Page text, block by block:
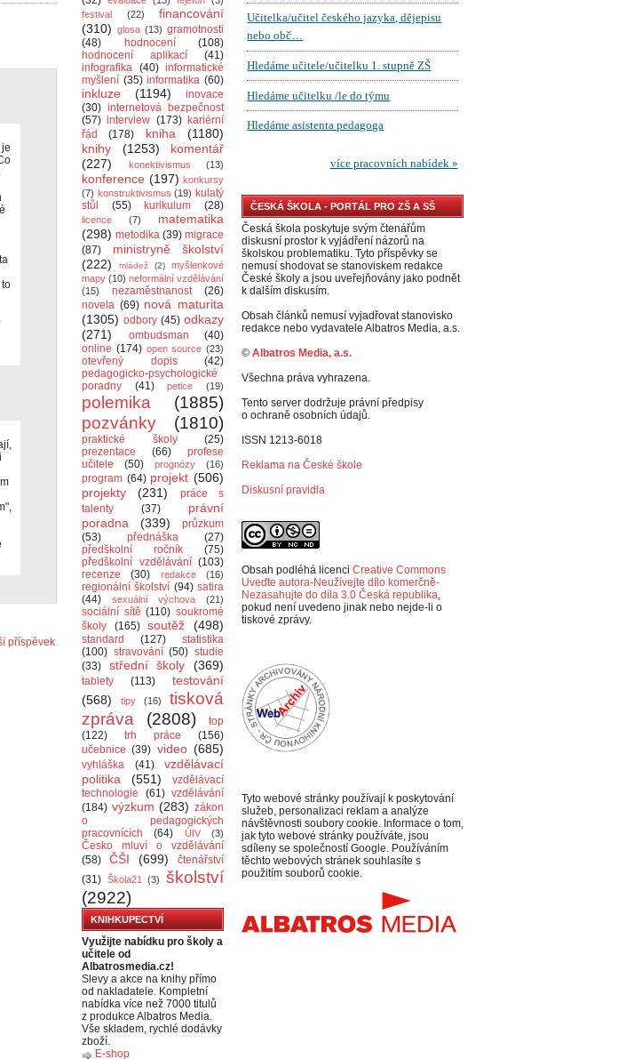
příspěvek
festival
(22)
financování
(310) glosa (13) gramotnosti
(48)
hodnocení
(108)
hodnocení aplikací
(41)
infografika (40) informatické
myšlení (35) informatika (60)
inkluze (1194)
inovace
(30) internetová bezpečnost
(57) interview (173) kariérní
řád
(178) kniha
(1180)
knihy
(1253)
komentář
(227)
konektivismus (13)
konference (197) konkursy
(7) konstruktivismus (19) kulatý
stůl
(55) kurikulum (28)
licence (7)
matematika
(298) metodika (39) migrace
(87)
ministryně školství
(222)
mládež (2)
myšlenkové
mapy (10) neformální vzdělávání
(15)
nezaměstnanost
(26)
novela (69) nová maturita
(1305) odbory (45) odkazy
(271)
ombudsman
(40)
online (174) open source (23)
otevřený dopis
(42)
pedagogicko-psychologické
poradny
(41) petice (19)
polemika
(1885)
pozvánky
(1810)
praktické školy
(25)
prezentace
(66)
profese
učitele
(50) prognózy (16)
program (64) projekt (506)
projekty
(231)
práce s
talenty
(37)
právní
poradna
(339)
průzkum
(53)
přednáška
(27)
předškolní ročník
(75)
předškolní vzdělávání (103)
recenze
(30) redakce (16)
regionální školství (94) satira
(44)
sexuální výchova (21)
sociální sítě (110) soukromé
školy
(165) soutěž (498)
standard (127)
statistika
(100) stravování (50) studie
(33)
střední školy (369)
tablety (113)
testování
(568)
tipy (16)
tisková
zpráva
(2808)
top
(122)
trh práce
(156)
učebnice (39) video (685)
vyhláška (41)
vzdělávací
politika
(551)
vzdělávací
technologie
(61) vzdělávání
(184) výzkum (283) zákon
o pedagogických
pracovnících
(64) ÚIV (3)
Česko mluví o vzdělávání
(58)
ČŠI (699)
čtenářství
(31) Škola21 (3)
školství
(2922)
KNIHKUPECTVÍ
Využijte nabídku pro školy a
učitele od
Albatrosmedia.cz!
Slevy a akce na knihy přímo
od nakladatele. Kompletní
nabídka více než 7000 titulů
z produkce Albatros Media.
Vše skladem, rychlé dodávky
zboží.
E-shop
ČESKÁ ŠKOLA - PORTÁL PRO ZŠ A SŠ
Česká škola poskytuje svým čtenářům
diskusní prostor k vyjádření názorů na
školskou problematiku. Tyto příspěvky se
nemusí shodovat se stanoviskem redakce
České školy a jsou uveřejňovány jako podnět
k dalším diskusím.
Obsah článků nemusí vyjadřovat stanovisko
redakce nebo vydavatele Albatros Media, a.s.
© Albatros Media, a.s.
Všechna práva vyhrazena.
Tento server dodržuje právní předpisy
o ochraně osobních údajů.
ISSN 1213-6018
Reklama na České škole
Diskusní pravidla
Obsah podléhá licenci Creative Commons
Uveďte autora-Neužívejte dílo komerčně-
Nezasahujte do díla 3.0 Česká republika,
pokud není uvedeno jinak nebo nejde-li o
tiskové zprávy.
Tyto webové stránky používají k poskytování
služeb, personalizaci reklam a analýze
návštěvnosti soubory cookie. Informace o tom,
jak tyto webové stránky používáte, jsou
sdíleny se společností Google. Používáním
těchto webových stránek souhlasíte s
použitím souborů cookie.